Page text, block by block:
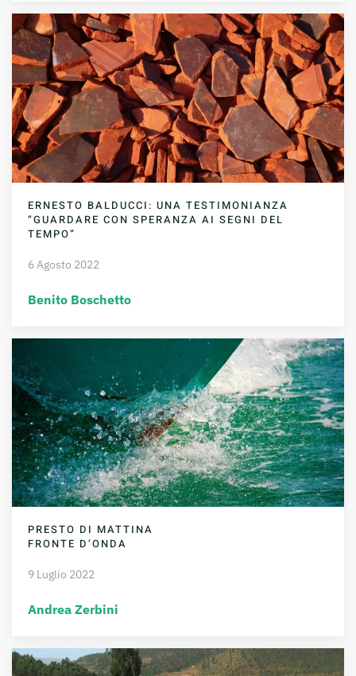
ERNESTO BALDUCCI: UNA TESTIMONIANZA
“GUARDARE CON SPERANZA AI SEGNI DEL
TEMPO”
6 Agosto 2022
Benito Boschetto
PRESTO DI MATTINA
FRONTE D’ONDA
9 Luglio 2022
Andrea Zerbini